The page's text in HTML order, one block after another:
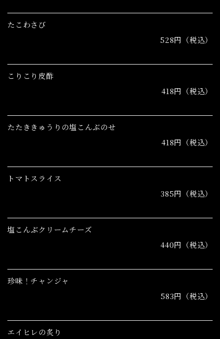
たこわさび
528円（税込）
こりこり皮酢
418円（税込）
たたききゅうりの塩こんぶのせ
418円（税込）
トマトスライス
385円（税込）
塩こんぶクリームチーズ
440円（税込）
珍味！チャンジャ
583円（税込）
エイヒレの炙り